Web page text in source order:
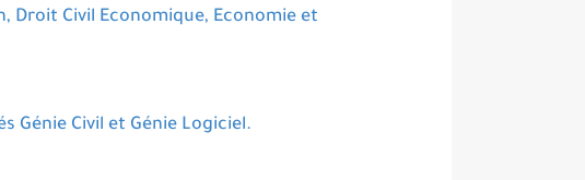
Droit Civil Economique, Economie et
Génie Civil et Génie Logiciel.